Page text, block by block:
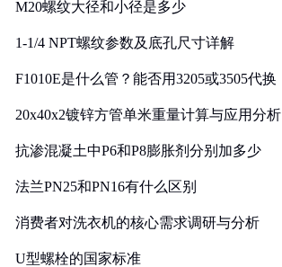
M20螺纹大径和小径是多少
1-1/4 NPT螺纹参数及底孔尺寸详解
F1010E是什么管？能否用3205或3505代换
20x40x2镀锌方管单米重量计算与应用分析
抗渗混凝土中P6和P8膨胀剂分别加多少
法兰PN25和PN16有什么区别
消费者对洗衣机的核心需求调研与分析
U型螺栓的国家标准